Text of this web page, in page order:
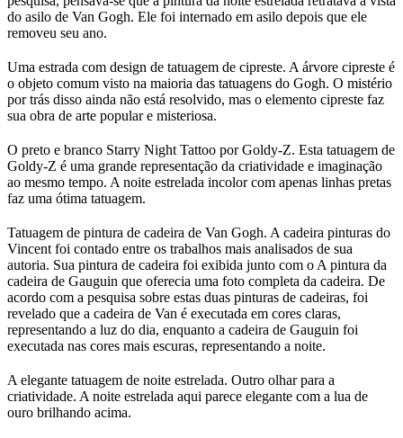
do asilo de Van Gogh. Ele foi internado em asilo depois que ele
removeu seu ano.
Uma estrada com design de tatuagem de cipreste. A árvore cipreste é
o objeto comum visto na maioria das tatuagens do Gogh. O mistério
por trás disso ainda não está resolvido, mas o elemento cipreste faz
sua obra de arte popular e misteriosa.
O preto e branco Starry Night Tattoo por Goldy-Z. Esta tatuagem de
Goldy-Z é uma grande representação da criatividade e imaginação
ao mesmo tempo. A noite estrelada incolor com apenas linhas pretas
faz uma ótima tatuagem.
Tatuagem de pintura de cadeira de Van Gogh. A cadeira pinturas do
Vincent foi contado entre os trabalhos mais analisados ​​de sua
autoria. Sua pintura de cadeira foi exibida junto com o A pintura da
cadeira de Gauguin que oferecia uma foto completa da cadeira. De
acordo com a pesquisa sobre estas duas pinturas de cadeiras, foi
revelado que a cadeira de Van é executada em cores claras,
representando a luz do dia, enquanto a cadeira de Gauguin foi
executada nas cores mais escuras, representando a noite.
A elegante tatuagem de noite estrelada. Outro olhar para a
criatividade. A noite estrelada aqui parece elegante com a lua de
ouro brilhando acima.